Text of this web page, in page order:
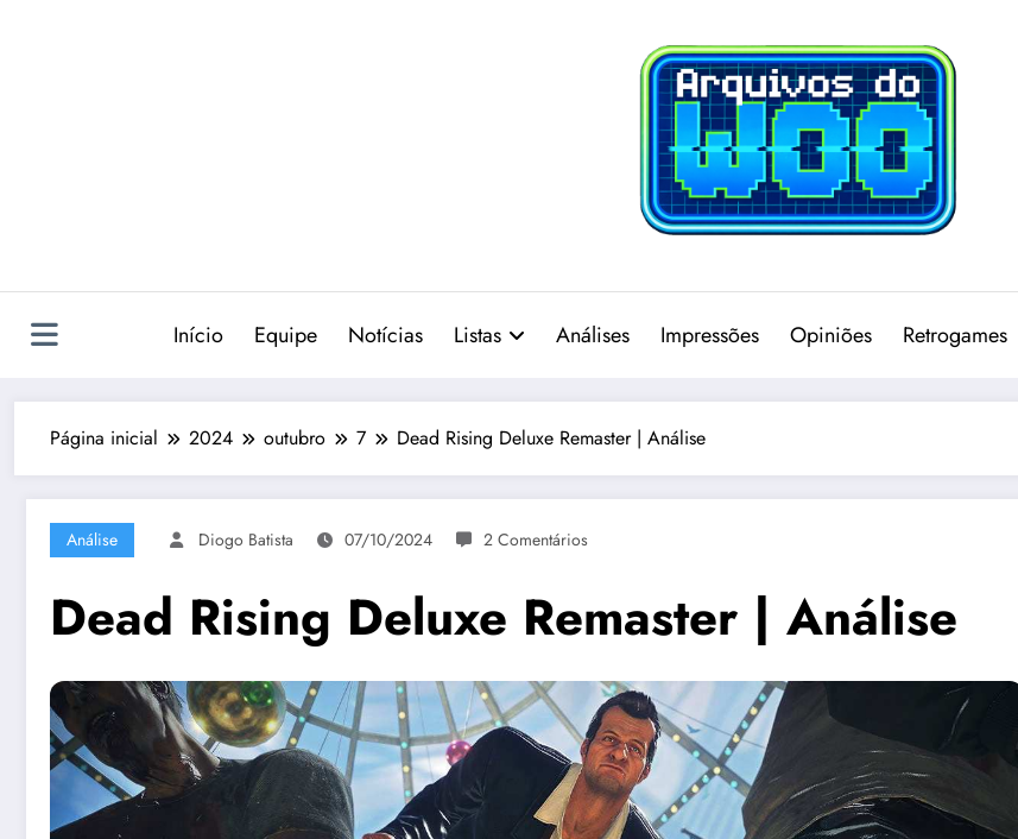
Início Equipe Notícias Listas Análises Impressões Opiniões Retrogames
Página inicial 2024 outubro 7 Dead Rising Deluxe Remaster | Análise
Análise Diogo Batista 07/10/2024 2 Comentários
Dead Rising Deluxe Remaster | Análise